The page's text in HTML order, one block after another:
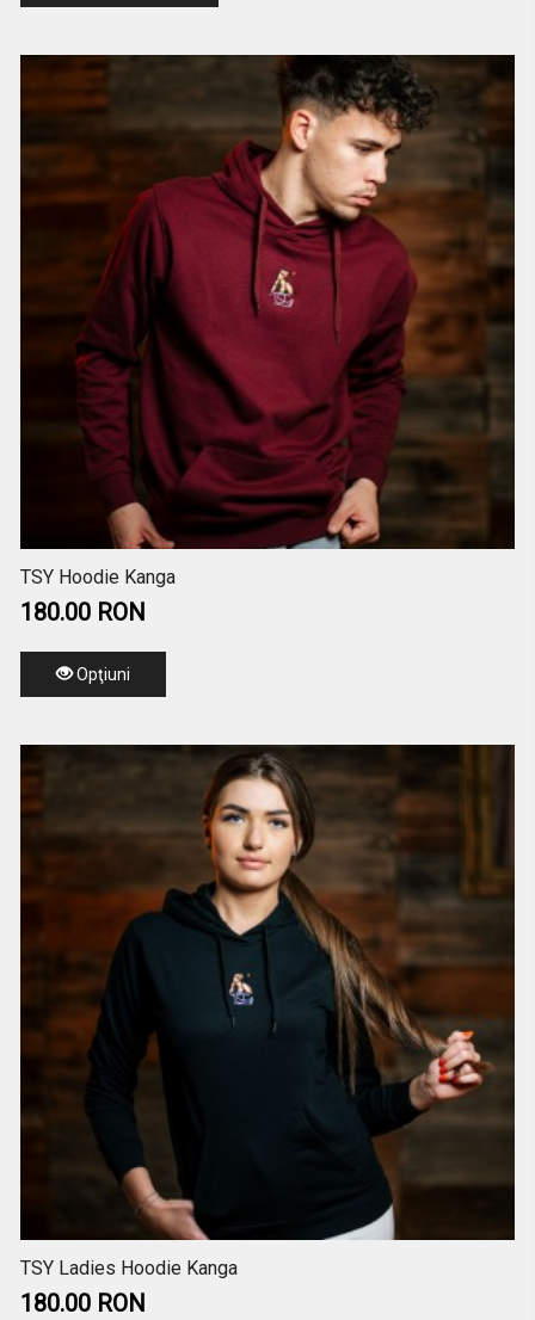
TSY Hoodie Kanga
180.00 RON
Opţiuni
TSY Ladies Hoodie Kanga
180.00 RON